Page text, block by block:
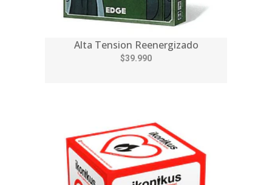
Alta Tension Reenergizado
$39.990